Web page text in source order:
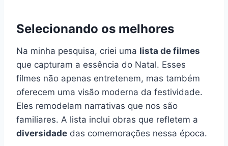
Selecionando os melhores
Na minha pesquisa, criei uma lista de filmes
que capturam a essência do Natal. Esses
filmes não apenas entretenem, mas também
oferecem uma visão moderna da festividade.
Eles remodelam narrativas que nos são
familiares. A lista inclui obras que refletem a
diversidade das comemorações nessa época.